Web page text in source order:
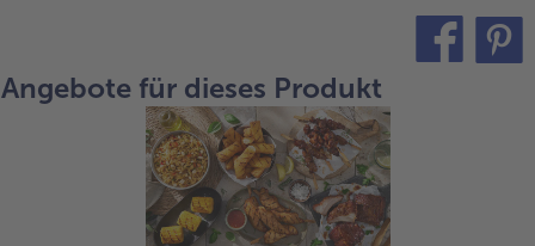
alle Kuchen & Torten
Süßspeisen
alle Süßspeisen
Obst
alle Obst
alle bofrost*free
bofrost*high Protein
alle bofrost*high Protein
bofrost*plus.
alle bofrost*plus.
Angebote für dieses Produkt